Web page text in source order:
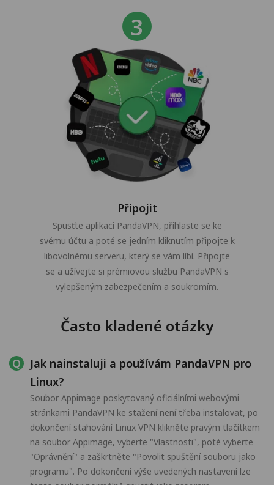
Připojit
Spusťte aplikaci PandaVPN, přihlaste se ke
svému účtu a poté se jedním kliknutím připojte k
libovolnému serveru, který se vám líbí. Připojte
se a užívejte si prémiovou službu PandaVPN s
vylepšeným zabezpečením a soukromím.
Často kladené otázky
Jak nainstaluji a používám PandaVPN pro
Linux?
Soubor Appimage poskytovaný oficiálními webovými
stránkami PandaVPN ke stažení není třeba instalovat, po
dokončení stahování Linux VPN klikněte pravým tlačítkem
na soubor Appimage, vyberte "Vlastnosti", poté vyberte
"Oprávnění" a zaškrtněte "Povolit spuštění souboru jako
programu". Po dokončení výše uvedených nastavení lze